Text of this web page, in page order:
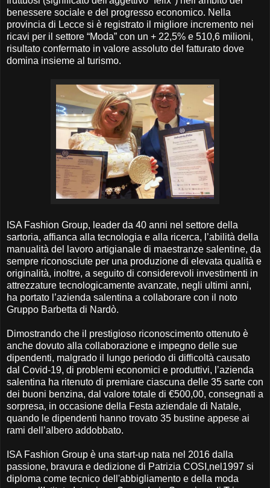
benessere sociale e del progresso economico. Nella
provincia di Lecce si è registrato il migliore incremento nei
ricavi per il settore “Moda” con un + 22,5% e 510,6 milioni,
risultato confermato in valore assoluto del fatturato dove
domina insieme al turismo.
ISA Fashion Group, leader da 40 anni nel settore della
sartoria, affianca alla tecnologia e alla ricerca, l’abilità della
manualità del lavoro artigianale di maestranze salentine, da
sempre riconosciute per una produzione di elevata qualità e
originalità, inoltre, a seguito di considerevoli investimenti in
attrezzature tecnologicamente avanzate, negli ultimi anni,
ha portato l’azienda salentina a collaborare con il noto
Gruppo Barbetta di Nardò.
Dimostrando che il prestigioso riconoscimento ottenuto è
anche dovuto alla collaborazione e impegno delle sue
dipendenti, malgrado il lungo periodo di difficoltà causato
dal Covid-19, di problemi economici e produttivi, l’azienda
salentina ha ritenuto di premiare ciascuna delle 35 sarte con
dei buoni benzina, dal valore totale di €500,00, consegnati a
sorpresa, in occasione della Festa aziendale di Natale,
quando le dipendenti hanno trovato 35 bustine appese ai
rami dell’albero addobbato.
ISA Fashion Group è una start-up nata nel 2016 dalla
passione, bravura e dedizione di Patrizia COSI,nel1997 si
diploma come tecnico dell'abbigliamento e della moda